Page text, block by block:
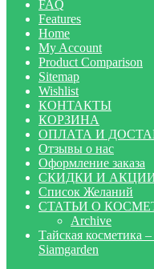
FAQ
Features
Home
My Account
Product Comparison
Sitemap
Wishlist
КОНТАКТЫ
КОРЗИНА
ОПЛАТА И
Отзывы о нас
Оформление заказа
СКИДКИ И
Список Желаний
СТАТЬИ О
Archive
Тайская косметика
Siamgarden